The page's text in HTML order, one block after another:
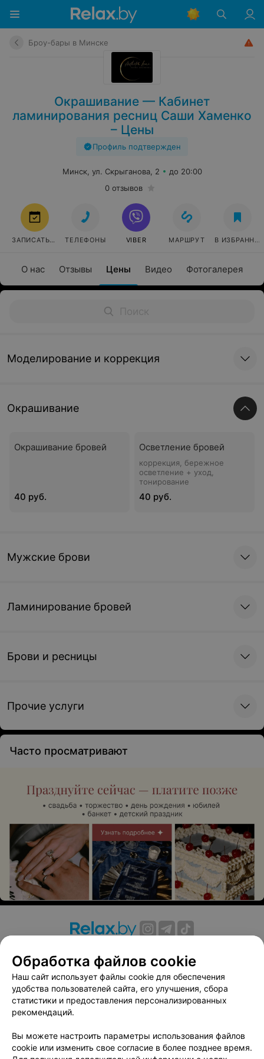
Броу-бары в Минске
Окрашивание — Кабинет
ламинирования ресниц Саши Хаменко
– Цены
Профиль подтвержден
О нас Отзывы Цены Видео Фотогалерея
Минск, ул. Скрыганова, 2
до 20:00
0 отзывов
ЗАПИСАТЬСЯ ТЕЛЕФОНЫ VIBER МАРШРУТ В ИЗБРАННОЕ
Моделирование и коррекция
Окрашивание
Окрашивание бровей
40 руб.
Осветление бровей
коррекция, бережное
осветление + уход,
тонирование
40 руб.
Мужские брови
Ламинирование бровей
Брови и ресницы
Прочие услуги
Часто просматривают
Вакансии
Публичный договор
Способы оплаты
Публичный договор по использованию сервиса
«Афиша»
Пользовательское соглашение
Связаться по вопросам сотрудничества
Обработка файлов cookie
Наш сайт использует файлы cookie для обеспечения
удобства пользователей сайта, его улучшения, сбора
статистики и предоставления персонализированных
рекомендаций.
Вы можете настроить параметры использования файлов
cookie или изменить свое согласие в более позднее время.